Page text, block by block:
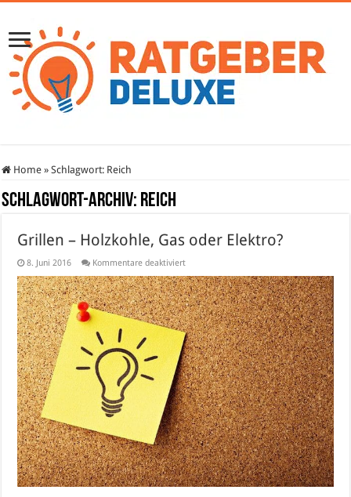
Home » Schlagwort: Reich
Schlagwort-Archiv: Reich
Grillen – Holzkohle, Gas oder Elektro?
8. Juni 2016 Kommentare deaktiviertfür
–
Holzkohle,
Gas
oder
Elektro?